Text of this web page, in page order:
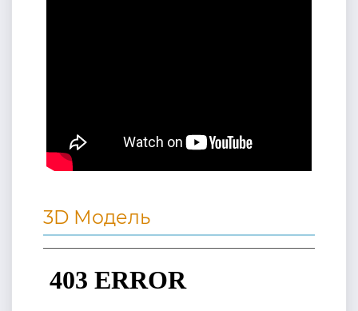
3D Модель